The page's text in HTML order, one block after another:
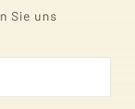
Sie uns